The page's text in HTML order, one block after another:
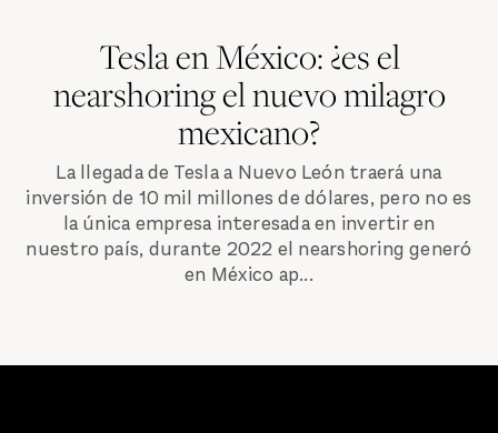
Tesla en México: ¿es el
nearshoring el nuevo milagro
mexicano?
La llegada de Tesla a Nuevo León traerá una
inversión de 10 mil millones de dólares, pero no es
la única empresa interesada en invertir en
nuestro país, durante 2022 el nearshoring generó
en México ap...